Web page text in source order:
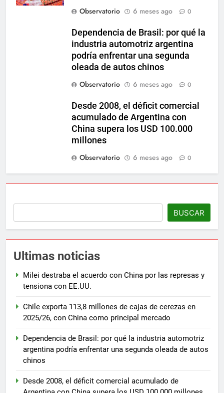
Observatorio
6 meses ago 0
Dependencia de Brasil: por qué la
industria automotriz argentina
podría enfrentar una segunda
oleada de autos chinos
Observatorio
6 meses ago 0
Desde 2008, el déficit comercial
acumulado de Argentina con
China supera los USD 100.000
millones
Observatorio
6 meses ago 0
BUSCAR
Ultimas noticias
Milei destraba el acuerdo con China por las represas y
tensiona con EE.UU.
Chile exporta 113,8 millones de cajas de cerezas en
2025/26, con China como principal mercado
Dependencia de Brasil: por qué la industria automotriz
argentina podría enfrentar una segunda oleada de autos
chinos
Desde 2008, el déficit comercial acumulado de